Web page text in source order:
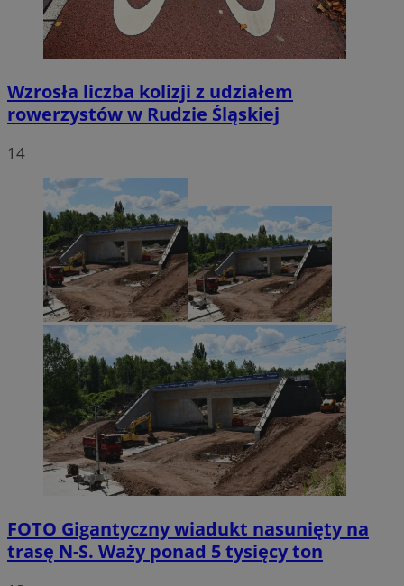
Wzrosła liczba kolizji z udziałem
rowerzystów w Rudzie Śląskiej
14
FOTO Gigantyczny wiadukt nasunięty na
trasę N-S. Waży ponad 5 tysięcy ton